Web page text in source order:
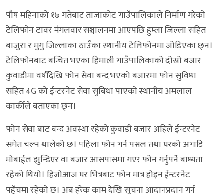
पौष महिनाको १७ गतेबाट ताजाकोट गाउँपालिकाले निर्माण गरेको
टेलिफोन टावर मंगलवार सञ्चालनमा आएपछि हुम्ला जिल्ला सहित
बाजुरा र मुगु जिल्लाका ठाउँका स्थानीय टेलिफोनमा जोडिएका छ्न।
टेलिफोनबाट बन्चित भएका हिमाली गाउँपालिकाको दोस्रो बजार
कुवाडीमा वर्षौंदेखि फोन सेवा बन्द भएको बजारमा फोन सुविधा
सहित 4G को ईन्टरनेट सेवा सुबिधा पाएको स्थानीय अमलाल
कार्कीले बताएका छ्न।
फोन सेवा बाट बन्द अवस्था रहेको कुवाडी बजार अहिले ईन्टरनेट
समेत चल्न थालेको छ। पहिला फोन गर्न पसल तथा घरको अगाडि
मोबाईल झुन्डिएर वा बजार आसपासमा गएर फोन गर्नुपर्ने बाध्यता
रहेको थियो। हिजोआज घर भित्रबाट फोन मात्र होइन ईन्टरनेट
पहुँचमा रहेको छ। अब हरेक काम देखि सूचना आदानप्रदान गर्न